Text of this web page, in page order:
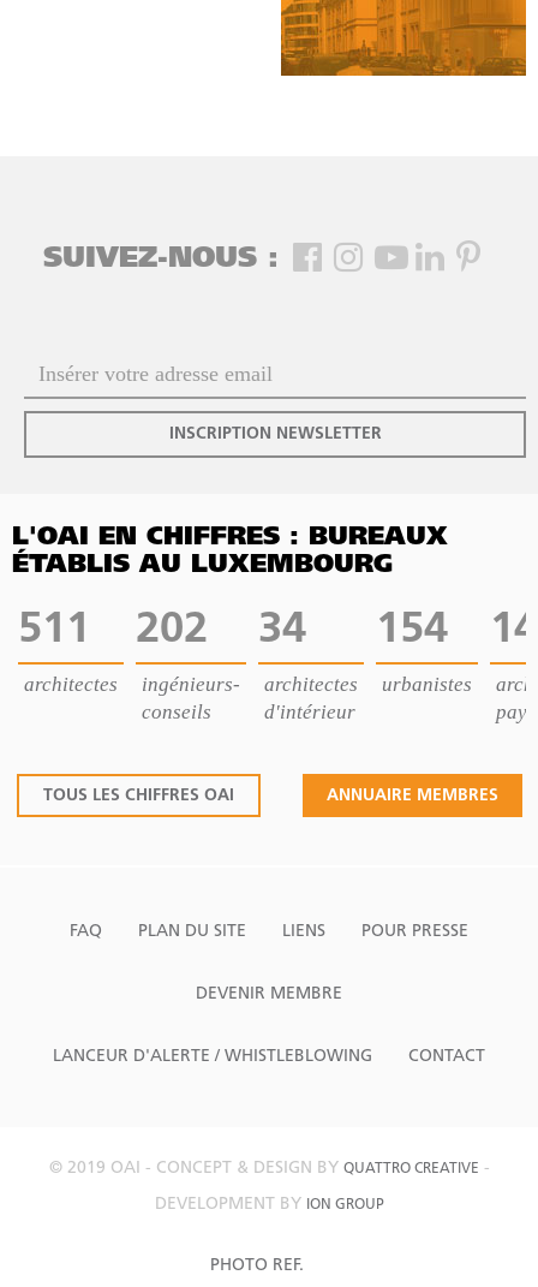
SUIVEZ-NOUS :
INSCRIPTION NEWSLETTER
L'OAI EN CHIFFRES : BUREAUX
ÉTABLIS AU LUXEMBOURG
511
architectes
202
ingénieurs-
conseils
34
architectes
d'intérieur
154
urbanistes
14
TOUS LES CHIFFRES OAI ANNUAIRE MEMBRES
FAQ PLAN DU SITE LIENS POUR PRESSE
DEVENIR MEMBRE
LANCEUR D'ALERTE / WHISTLEBLOWING CONTACT
© 2019 OAI - CONCEPT & DESIGN BY QUATTRO CREATIVE -
DEVELOPMENT BY
ION GROUP
PHOTO REF.